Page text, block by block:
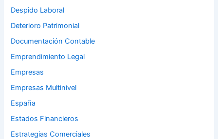
Despido Laboral
Deterioro Patrimonial
Documentación Contable
Emprendimiento Legal
Empresas
Empresas Multinivel
España
Estados Financieros
Estrategias Comerciales